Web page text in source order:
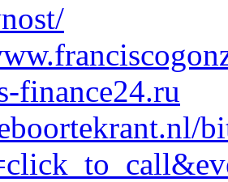
finance24.ru